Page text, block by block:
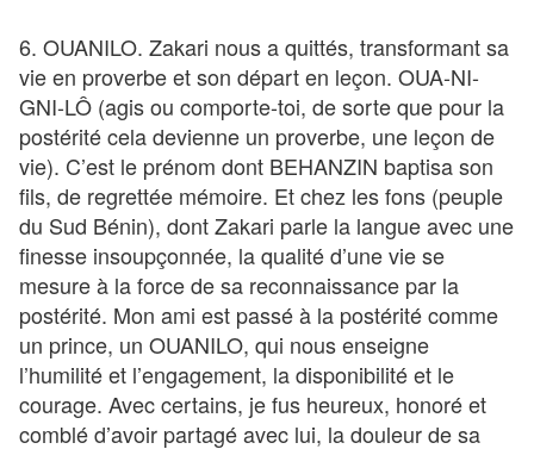
6. OUANILO. Zakari nous a quittés, transformant sa
vie en proverbe et son départ en leçon. OUA-NI-
GNI-LÔ (agis ou comporte-toi, de sorte que pour la
postérité cela devienne un proverbe, une leçon de
vie). C’est le prénom dont BEHANZIN baptisa son
fils, de regrettée mémoire. Et chez les fons (peuple
du Sud Bénin), dont Zakari parle la langue avec une
finesse insoupçonnée, la qualité d’une vie se
mesure à la force de sa reconnaissance par la
postérité. Mon ami est passé à la postérité comme
un prince, un OUANILO, qui nous enseigne
l’humilité et l’engagement, la disponibilité et le
courage. Avec certains, je fus heureux, honoré et
comblé d’avoir partagé avec lui, la douleur de sa